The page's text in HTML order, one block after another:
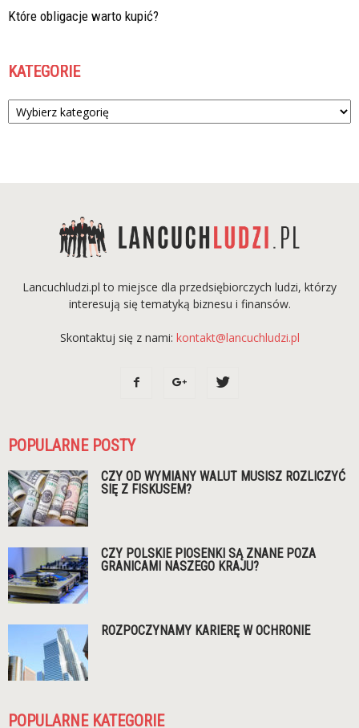
Które obligacje warto kupić?
KATEGORIE
Kategorie
Lancuchludzi.pl to miejsce dla przedsiębiorczych ludzi, którzy
interesują się tematyką biznesu i finansów.
Skontaktuj się z nami: kontakt@lancuchludzi.pl
POPULARNE POSTY
CZY OD WYMIANY WALUT MUSISZ ROZLICZYĆ
SIĘ Z FISKUSEM?
CZY POLSKIE PIOSENKI SĄ ZNANE POZA
GRANICAMI NASZEGO KRAJU?
ROZPOCZYNAMY KARIERĘ W OCHRONIE
POPULARNE KATEGORIE